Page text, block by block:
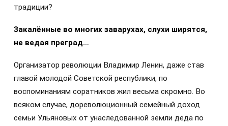
традиции?
Закалённые во многих заварухах, слухи ширятся,
не ведая преград…
Организатор революции Владимир Ленин, даже став
главой молодой Советской республики, по
воспоминаниям соратников жил весьма скромно. Во
всяком случае, дореволюционный семейный доход
семьи Ульяновых от унаследованной земли деда по